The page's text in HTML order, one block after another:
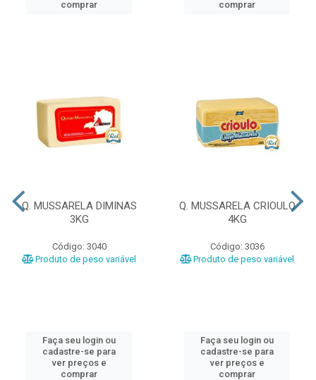
comprar
comprar
Q. MUSSARELA DIMINAS
3KG
Código: 3040
Produto de peso variável
Faça seu login ou
cadastre-se para
ver preços e
comprar
Q. MUSSARELA CRIOULO
4KG
Código: 3036
Produto de peso variável
Faça seu login ou
cadastre-se para
ver preços e
comprar